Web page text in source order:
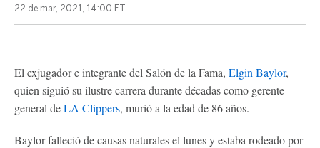
22 de mar, 2021, 14:00 ET
El exjugador e integrante del Salón de la Fama, Elgin Baylor,
quien siguió su ilustre carrera durante décadas como gerente
general deLA Clippers, murió a la edad de 86 años.
Baylor falleció de causas naturales el lunes y estaba rodeado por